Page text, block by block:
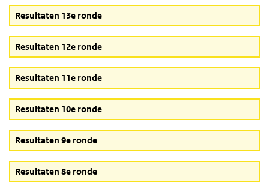
Resultaten 13e ronde
Resultaten 12e ronde
Resultaten 11e ronde
Resultaten 10e ronde
Resultaten 9e ronde
Resultaten 8e ronde